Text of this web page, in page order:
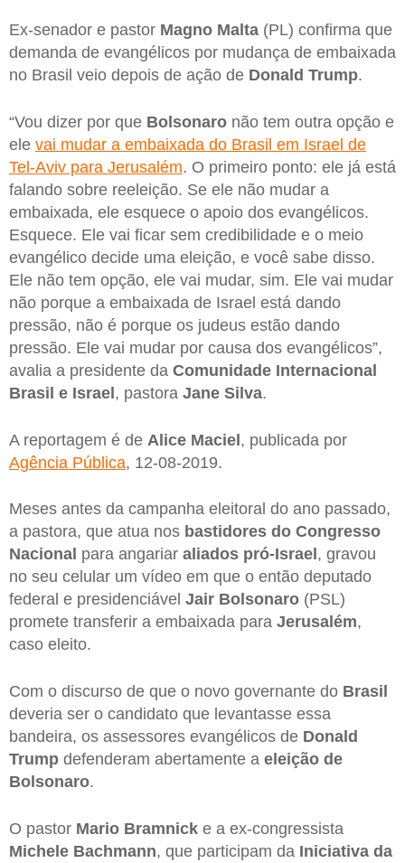
Ex-senador e pastor Magno Malta (PL) confirma que
demanda de evangélicos por mudança de embaixada
no Brasil veio depois de ação de Donald Trump.
“Vou dizer por que Bolsonaro não tem outra opção e
ele vai mudar a embaixada do Brasil em Israel de
Tel-Aviv para Jerusalém. O primeiro ponto: ele já está
falando sobre reeleição. Se ele não mudar a
embaixada, ele esquece o apoio dos evangélicos.
Esquece. Ele vai ficar sem credibilidade e o meio
evangélico decide uma eleição, e você sabe disso.
Ele não tem opção, ele vai mudar, sim. Ele vai mudar
não porque a embaixada de Israel está dando
pressão, não é porque os judeus estão dando
pressão. Ele vai mudar por causa dos evangélicos”,
avalia a presidente da Comunidade Internacional
Brasil e Israel, pastora Jane Silva.
A reportagem é de Alice Maciel, publicada por
Agência Pública, 12-08-2019.
Meses antes da campanha eleitoral do ano passado,
a pastora, que atua nos bastidores do Congresso
Nacional para angariar aliados pró-Israel , gravou
no seu celular um vídeo em que o então deputado
federal e presidenciável Jair Bolsonaro (PSL)
promete transferir a embaixada para Jerusalém,
caso eleito.
Com o discurso de que o novo governante do Brasil
deveria ser o candidato que levantasse essa
bandeira, os assessores evangélicos de Donald
Trump defenderam abertamente a eleição de
Bolsonaro.
O pastor Mario Bramnick e a ex-congressista
Michele Bachmann, que participam da Iniciativa da